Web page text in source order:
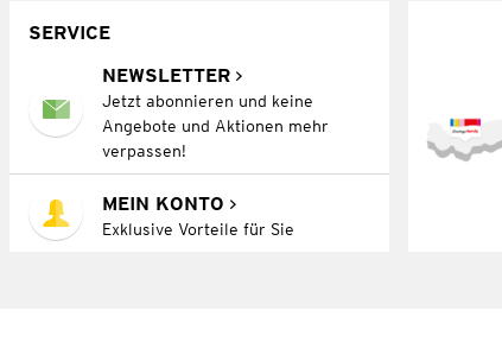
SERVICE
NEWSLETTER
Jetzt abonnieren und keine
Angebote und Aktionen mehr
verpassen!
MEIN KONTO
Exklusive Vorteile für Sie